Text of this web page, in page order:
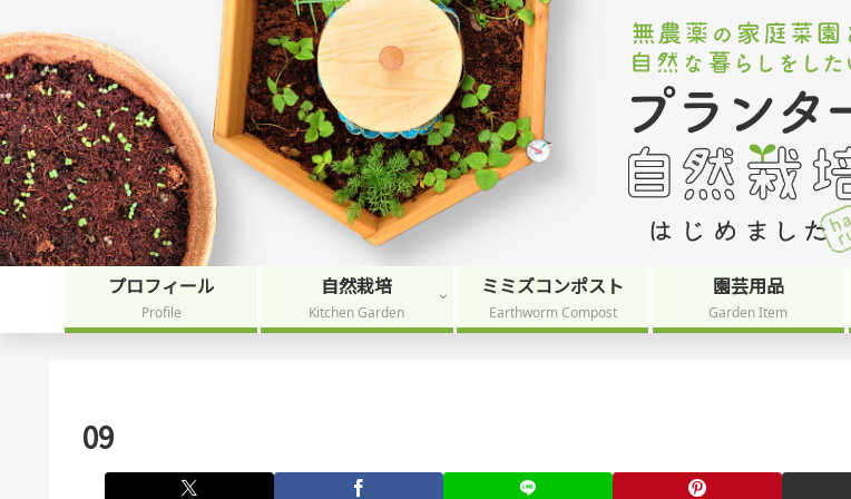
プロフィール
Profile
自然栽培
Kitchen Garden
ミミズコンポスト
Earthworm Compost
園芸用品
Garden Item
09